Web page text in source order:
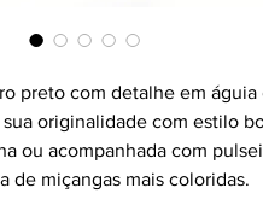
preto com detalhe em águia
originalidade com estilo
ou acompanhada com
de miçangas mais coloridas.